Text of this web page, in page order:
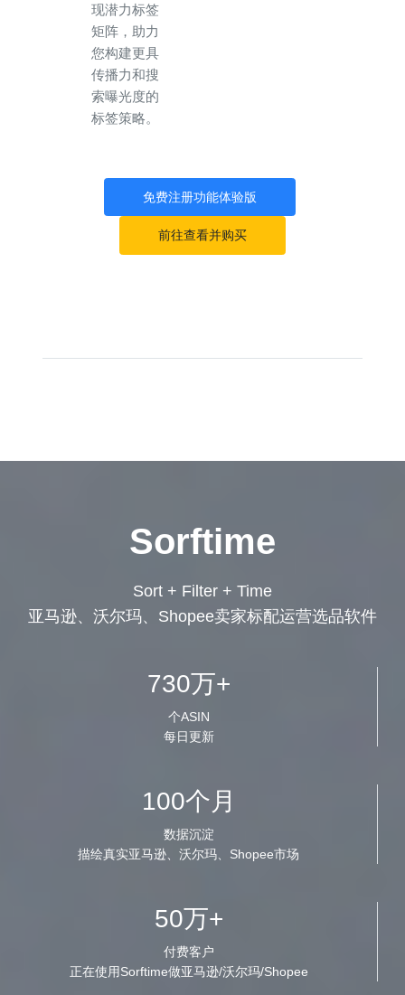
现潜力标签
矩阵，助力
您构建更具
传播力和搜
索曝光度的
标签策略。
免费注册功能体验版
前往查看并购买
Sorftime
Sort + Filter + Time
亚马逊、沃尔玛、Shopee卖家标配运营选品软件
730万+
个ASIN
每日更新
100个月
数据沉淀
描绘真实亚马逊、沃尔玛、Shopee市场
50万+
付费客户
正在使用Sorftime做亚马逊/沃尔玛/Shopee